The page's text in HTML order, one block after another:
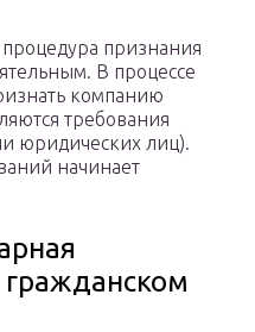
процедура признания
В процессе
компанию
требования
юридических лиц).
начинает
гражданском